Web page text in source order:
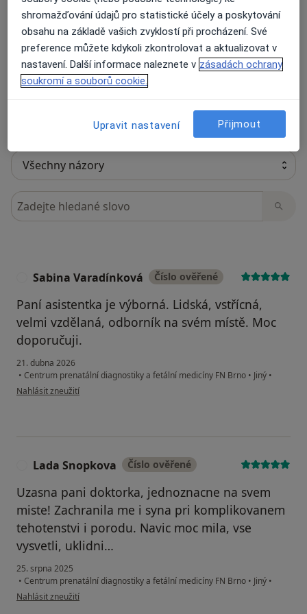
59 názorů
Recenze pacientů jsou pro nás důležité.
Specialisté nemají možnost zaplatit za
odstranění nebo změnu recenze pacienta.
Hledejte v názorech
Sabina Varadínková Číslo ověřené
Paní asistentka je výborná. Lidská, vstřícná,
velmi vzdělaná, odborník na svém místě. Moc
doporučuji.
21. dubna 2026
• Centrum prenatální diagnostiky a fetální medicíny FN Brno • Jiný •
podle názoru uživatele Sabina Varadínková
Nahlásit zneužití
Lada Snopkova Číslo ověřené
Uzasna pani doktorka, jednoznacne na svem
miste! Zachranila me i syna pri komplikovanem
tehotenstvi i porodu. Navic moc mila, vse
vysvetli, uklidni…
25. srpna 2025
• Centrum prenatální diagnostiky a fetální medicíny FN Brno • Jiný •
podle názoru uživatele Lada Snopkova
Nahlásit zneužití
shromažďování údajů pro statistické účely a poskytování
obsahu na základě vašich zvyklostí při procházení. Své
preference můžete kdykoli zkontrolovat a aktualizovat v
nastavení. Další informace naleznete v zásadách ochrany
soukromí a souborů cookie.
Upravit nastavení Přijmout